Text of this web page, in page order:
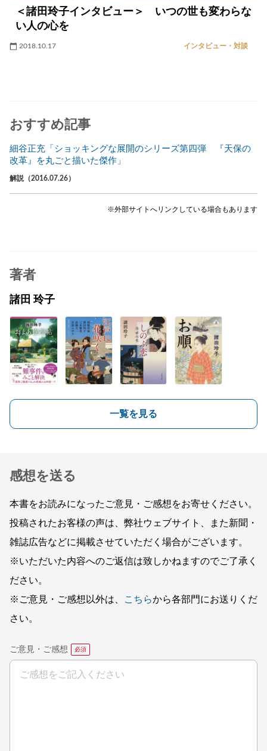
＜諸田玲子インタビュー＞ いつの世も変わらな
い人の心を
2018.10.17 インタビュー・対談
おすすめ記事
細谷正充「ショッキングな展開のシリーズ第四弾 『天保の
改革』を丸ごと描いた傑作」
解説（2016.07.26）
※外部サイトへリンクしている場合もあります
著者
諸田 玲子
一覧を見る
感想を送る
本書をお読みになったご意見・ご感想をお寄せください。
投稿されたお客様の声は、弊社ウェブサイト、また新聞・
雑誌広告などに掲載させていただく場合がございます。
※いただいた内容へのご返信は致しかねますのでご了承く
ださい。
※ご意見・ご感想以外は、
こちらから各部門にお送りくだ
さい。
ご意見・ご感想